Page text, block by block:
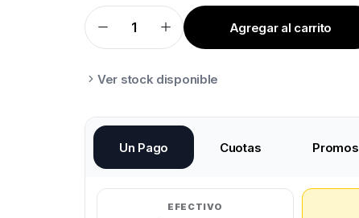
HOTEND
ANYCUBIC
quantity
Agregar al carrito
Ver stock disponible
Un Pago Cuotas Promos
EFECTIVO